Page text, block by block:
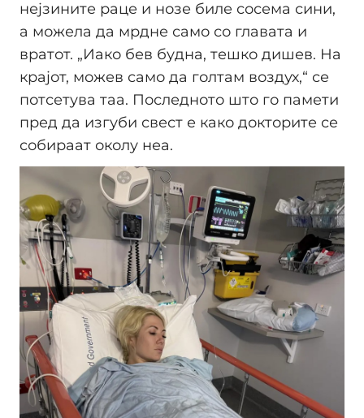
нејзините раце и нозе биле сосема сини,
а можела да мрдне само со главата и
вратот. „Иако бев будна, тешко дишев. На
крајот, можев само да голтам воздух,“ се
потсетува таа. Последното што го памети
пред да изгуби свест е како докторите се
собираат околу неа.